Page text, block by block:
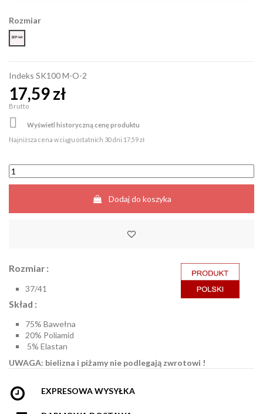
Rozmiar
37-41
Indeks SK100 M-O-2
17,59 zł
Brutto

Wyświetl historyczną cenę produktu
Najniższa cena w ciągu ostatnich 30 dni 17,59 zł
Dodaj do koszyka
Rozmiar :
37/41
Skład :
75% Bawełna
20% Poliamid
5% Elastan
UWAGA: bielizna i piżamy nie podlegają zwrotowi !
EXPRESOWA WYSYŁKA